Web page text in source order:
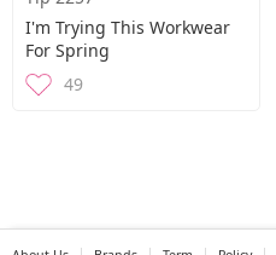
I'm Trying This Workwear
For Spring
49